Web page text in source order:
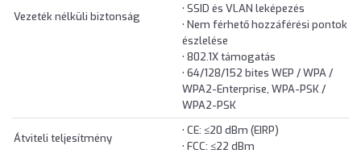
Vezeték nélküli biztonság
• SSID és VLAN leképezés
• Nem férhető hozzáférési pontok
észlelése
• 802.1X támogatás
• 64/128/152 bites WEP / WPA /
WPA2-Enterprise, WPA-PSK /
WPA2-PSK
Átviteli teljesítmény
• CE: ≤20 dBm (EIRP)
• FCC: ≤22 dBm